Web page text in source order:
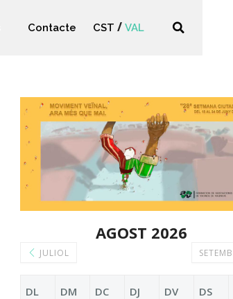
Contacte CST VAL
JULIOL
AGOST 2026
DL DM DC DJ DV DS